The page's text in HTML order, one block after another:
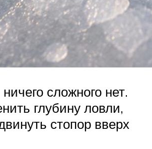
сложного нет.
глубину ловли,
стопор вверх